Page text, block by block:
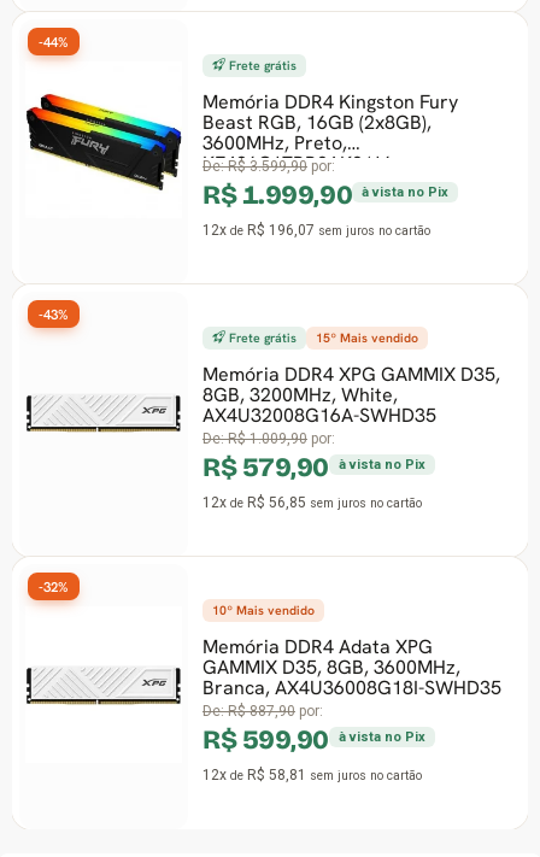
Frete grátis
Memória DDR4 Kingston Fury
Beast RGB, 16GB (2x8GB),
3600MHz, Preto,
KF436C17BB2AK2/16
De:R$ 3.599,90por:
R$ 1.999,90 à vista no Pix
12xdeR$ 196,07sem juros no cartão
-44%
Frete grátis 15º Mais vendido
Memória DDR4 XPG GAMMIX D35,
8GB, 3200MHz, White,
AX4U32008G16A-SWHD35
De:R$ 1.009,90por:
R$ 579,90 à vista no Pix
12xdeR$ 56,85sem juros no cartão
-43%
10º Mais vendido
Memória DDR4 Adata XPG
GAMMIX D35, 8GB, 3600MHz,
Branca, AX4U36008G18I-SWHD35
De:R$ 887,90por:
R$ 599,90 à vista no Pix
12xdeR$ 58,81sem juros no cartão
-32%